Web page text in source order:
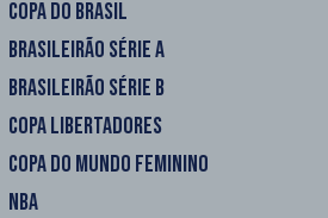
COPA DO BRASIL
BRASILEIRÃO SÉRIE A
BRASILEIRÃO SÉRIE B
COPA LIBERTADORES
COPA DO MUNDO FEMININO
NBA